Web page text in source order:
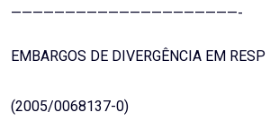
—————————————————————-
EMBARGOS DE DIVERGÊNCIA EM
(2005/0068137-0)